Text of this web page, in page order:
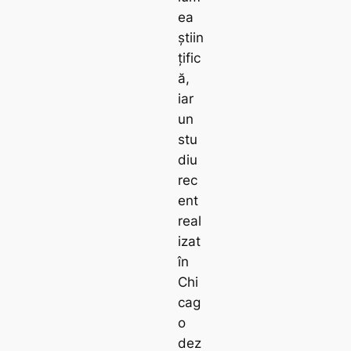
ea
știin
țific
ă,
iar
un
stu
diu
rec
ent
real
izat
în
Chi
cag
o
dez